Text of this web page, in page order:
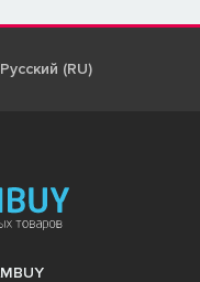
Русский (RU)